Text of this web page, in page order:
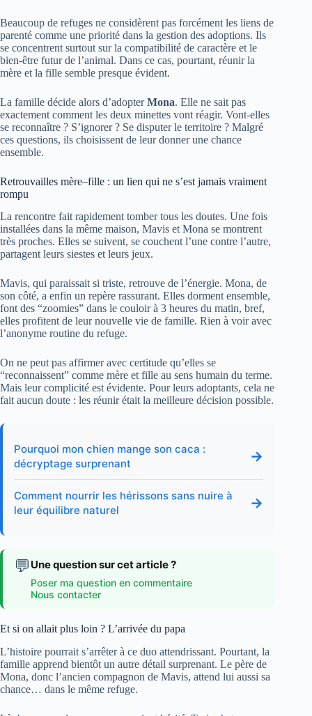
Beaucoup de refuges ne considèrent pas forcément les liens de
parenté comme une priorité dans la gestion des adoptions. Ils
se concentrent surtout sur la compatibilité de caractère et le
bien-être futur de l’animal. Dans ce cas, pourtant, réunir la
mère et la fille semble presque évident.
La famille décide alors d’adopterMona. Elle ne sait pas
exactement comment les deux minettes vont réagir. Vont-elles
se reconnaître ? S’ignorer ? Se disputer le territoire ? Malgré
ces questions, ils choisissent de leur donner une chance
ensemble.
Retrouvailles mère–fille : un lien qui ne s’est jamais vraiment
rompu
La rencontre fait rapidement tomber tous les doutes. Une fois
installées dans la même maison, Mavis et Mona se montrent
très proches. Elles se suivent, se couchent l’une contre l’autre,
partagent leurs siestes et leurs jeux.
Mavis, qui paraissait si triste, retrouve de l’énergie. Mona, de
son côté, a enfin un repère rassurant. Elles dorment ensemble,
font des “zoomies” dans le couloir à 3 heures du matin, bref,
elles profitent de leur nouvelle vie de famille. Rien à voir avec
l’anonyme routine du refuge.
On ne peut pas affirmer avec certitude qu’elles se
“reconnaissent” comme mère et fille au sens humain du terme.
Mais leur complicité est évidente. Pour leurs adoptants, cela ne
fait aucun doute : les réunir était la meilleure décision possible.
Pourquoi mon chien mange son caca :
décryptage surprenant
→
Comment nourrir les hérissons sans nuire à
leur équilibre naturel
→
💬 Une question sur cet article ?
Poser ma question en commentaire
Nous contacter
Et si on allait plus loin ? L’arrivée du papa
L’histoire pourrait s’arrêter à ce duo attendrissant. Pourtant, la
famille apprend bientôt un autre détail surprenant. Le père de
Mona, donc l’ancien compagnon de Mavis, attend lui aussi sa
chance… dans le même refuge.